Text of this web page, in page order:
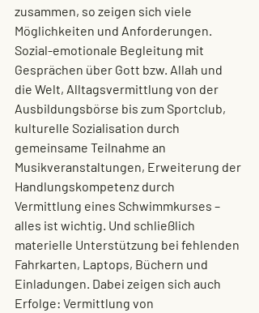
zusammen, so zeigen sich viele
Möglichkeiten und Anforderungen.
Sozial-emotionale Begleitung mit
Gesprächen über Gott bzw. Allah und
die Welt, Alltagsvermittlung von der
Ausbildungsbörse bis zum Sportclub,
kulturelle Sozialisation durch
gemeinsame Teilnahme an
Musikveranstaltungen, Erweiterung der
Handlungskompetenz durch
Vermittlung eines Schwimmkurses –
alles ist wichtig. Und schließlich
materielle Unterstützung bei fehlenden
Fahrkarten, Laptops, Büchern und
Einladungen. Dabei zeigen sich auch
Erfolge: Vermittlung von